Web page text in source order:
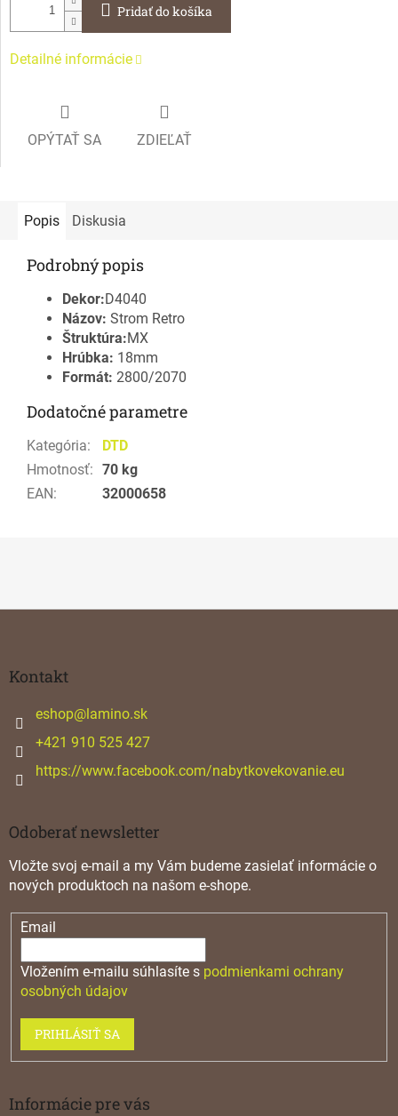
Pridať do košíka
Detailné informácie
OPÝTAŤ SA ZDIEĽAŤ
Popis Diskusia
Podrobný popis
Dekor:D4040
Názov: Strom Retro
Štruktúra:MX
Hrúbka: 18mm
Formát: 2800/2070
Dodatočné parametre
Kategória:
DTD
Hmotnosť: 70 kg
EAN: 32000658
Kontakt
eshop@lamino.sk
+421 910 525 427
https://www.facebook.com/nabytkovekovanie.eu
Odoberať newsletter
Vložte svoj e-mail a my Vám budeme zasielať informácie o
nových produktoch na našom e-shope.
Email
Vložením e-mailu súhlasíte s podmienkami ochrany
osobných údajov
PRIHLÁSIŤ SA
Informácie pre vás